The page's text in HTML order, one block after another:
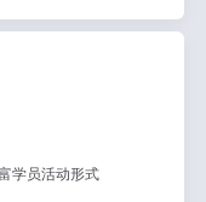
学员活动形式